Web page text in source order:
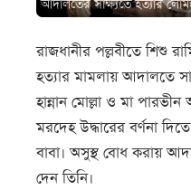
আদালতের সাক্ষ্যতে হত্যার
রাজধানীর পল্লবীতে শিশু
হত্যার মামলায় আদালতে
হান্নান মোল্লা ও মা
মরদেহ উদ্ধারের বর্ণনা
বাবা। অসুস্থ বোধ করায়
দেন তিনি।